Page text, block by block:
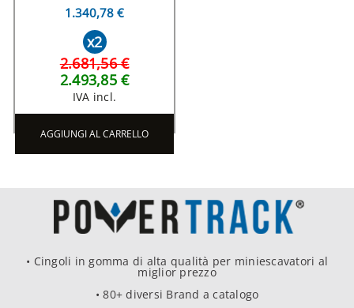
1.340,78 €
x2
2.681,56 €
2.493,85 €
IVA incl.
AGGIUNGI AL CARRELLO
• Cingoli in gomma di alta qualità per miniescavatori al
miglior prezzo
• 80+ diversi Brand a catalogo